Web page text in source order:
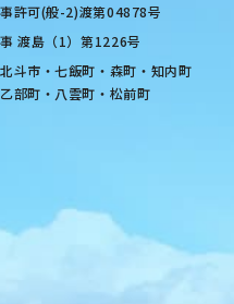
許可(般-2)渡第04878号
渡島（1）第1226号
斗市・七飯町・森町・知内町
部町・八雲町・松前町